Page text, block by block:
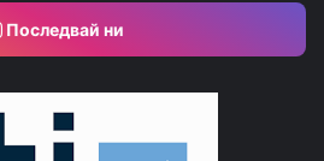
Последвай ни